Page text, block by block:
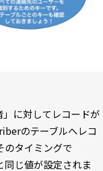
に対してレコードが
のテーブルへレコ
のタイミングで
じ値が設定されま